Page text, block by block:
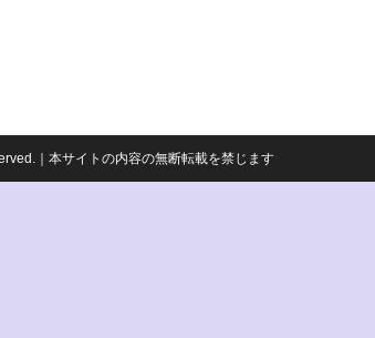
｜本サイトの内容の無断転載を禁じます